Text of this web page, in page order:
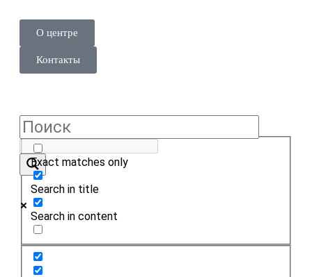
О центре
Контакты
Exact matches only
Search in title
Search in content